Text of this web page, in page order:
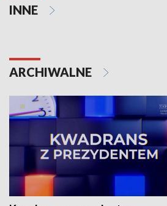
INNE
ARCHIWALNE